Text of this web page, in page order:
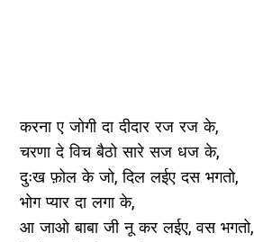
करना ए जोगी दा दीदार रज रज के,
चरणा दे विच बैठो सारे सज धज के,
दुःख फ़ोल के जो, दिल लईए दस भगतो,
भोग प्यार दा लगा के,
आ जाओ बाबा जी नू कर लईए, वस भगतो,